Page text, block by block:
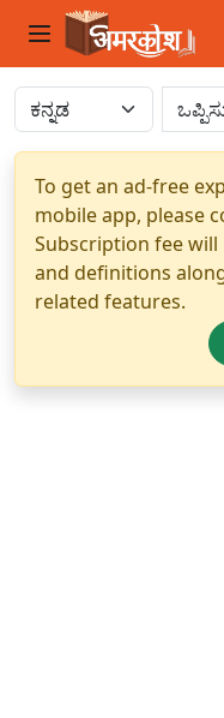
To get an ad-free
mobile app, please
Subscription fee
and definitions
related features.